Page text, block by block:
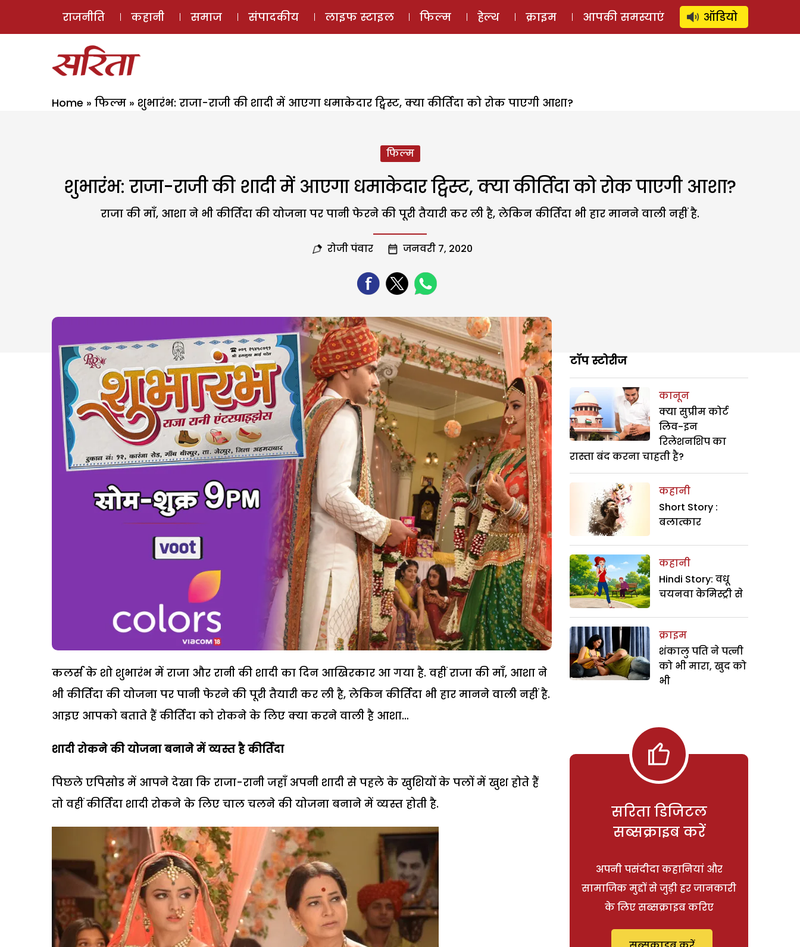
ई-मैगज़ीन ऑडियो स्टोरी लॉग इन ⚲ SUBSCRIBE
राजनीति कहानी समाज संपादकीय लाइफ स्टाइल फिल्म हेल्थ क्राइम आपकी समस्याएं ऑडियो
Home » फिल्म » शुभारंभ: राजा-राजी की शादी में आएगा धमाकेदार ट्विस्ट, क्या कीर्तिदा को रोक पाएगी आशा?
फिल्म
शुभारंभ: राजा-राजी की शादी में आएगा धमाकेदार ट्विस्ट, क्या कीर्तिदा को रोक पाएगी आशा?
राजा की माँ, आशा ने भी कीर्तिदा की योजना पर पानी फेरने की पूरी तैयारी कर ली है, लेकिन कीर्तिदा भी हार मानने वाली नहीं है.
रोजी पंवार जनवरी 7, 2020
कलर्स के शो शुभारंभ में राजा और रानी की शादी का दिन आखिरकार आ गया है. वहीं राजा की माँ, आशा ने
भी कीर्तिदा की योजना पर पानी फेरने की पूरी तैयारी कर ली है, लेकिन कीर्तिदा भी हार मानने वाली नहीं है.
आइए आपको बताते हैं कीर्तिदा को रोकने के लिए क्या करने वाली है आशा…
शादी रोकने की योजना बनाने में व्यस्त है कीर्तिदा
पिछले एपिसोड में आपने देखा कि राजा-रानी जहाँ अपनी शादी से पहले के खुशियों के पलों में खुश होते हैं
तो वहीं कीर्तिदा शादी रोकने के लिए चाल चलने की योजना बनाने में व्यस्त होती है.
टॉप स्टोरीज
कानून
क्या सुप्रीम कोर्ट
लिव-इन
रिलेशनशिप का
रास्ता बंद करना चाहती है?
कहानी
Short Story :
बलात्कार
कहानी
Hindi Story: वधू
चयनवा केमिस्ट्री से
क्राइम
शंकालु पति ने पत्नी
को भी मारा, खुद को
भी
सरिता डिजिटल
सब्सक्राइब करें
अपनी पसंदीदा कहानियां और
सामाजिक मुद्दों से जुड़ी हर जानकारी
के लिए सब्सक्राइब करिए